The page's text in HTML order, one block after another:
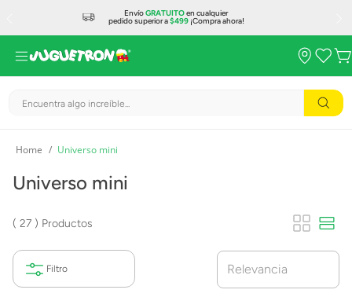
EnvíoGRATUITOen cualquier
pedido superior a$499¡Compra ahora!
Encuentra algo increíble...
Universo mini
Universo mini
27 Productos
Relevancia